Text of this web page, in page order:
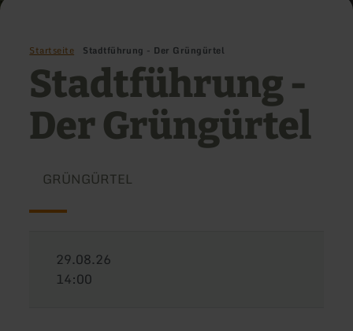
Startseite Stadtführung - Der Grüngürtel
Stadtführung -
Der Grüngürtel
GRÜNGÜRTEL
29.08.26
14:00